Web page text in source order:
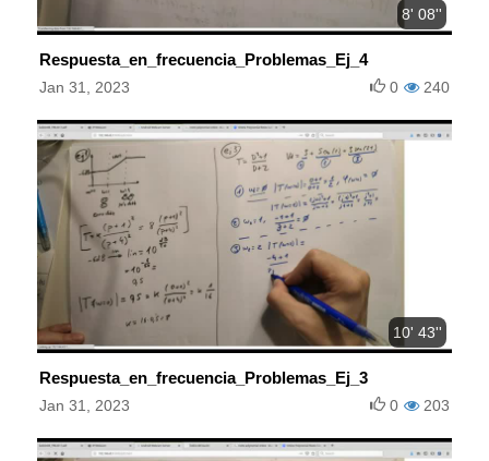
8' 08''
Respuesta_en_frecuencia_Problemas_Ej_4
Jan 31, 2023 240
0
10' 43''
Respuesta_en_frecuencia_Problemas_Ej_3
Jan 31, 2023 203
0